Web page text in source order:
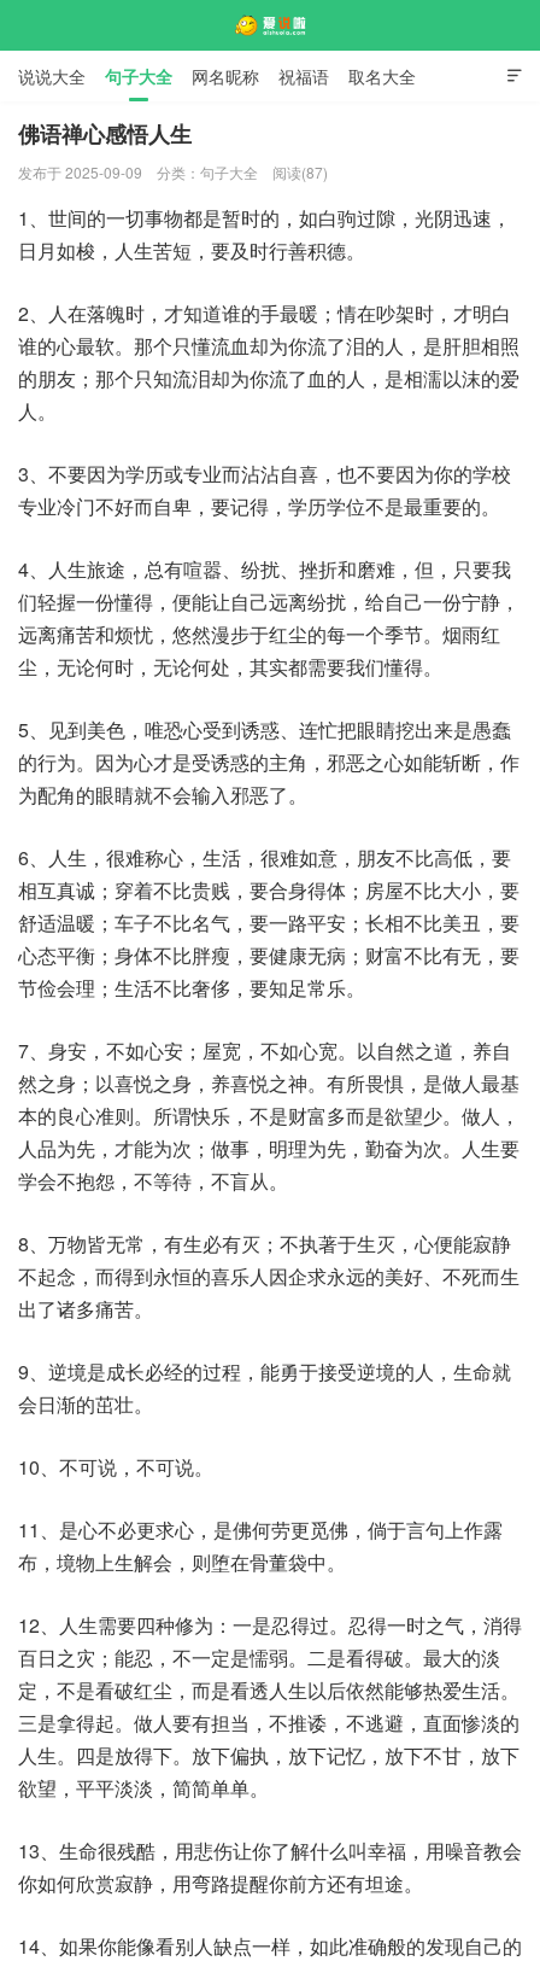

说说大全 句子大全 网名昵称 祝福语 取名大全
标语口号 签名大全
佛语禅心感悟人生
发布于 2025-09-09 分类： 句子大全 阅读(87)
1、世间的一切事物都是暂时的，如白驹过隙，光阴迅速，
日月如梭，人生苦短，要及时行善积德。
2、人在落魄时，才知道谁的手最暖；情在吵架时，才明白
谁的心最软。那个只懂流血却为你流了泪的人，是肝胆相照
的朋友；那个只知流泪却为你流了血的人，是相濡以沫的爱
人。
3、不要因为学历或专业而沾沾自喜，也不要因为你的学校
专业冷门不好而自卑，要记得，学历学位不是最重要的。
4、人生旅途，总有喧嚣、纷扰、挫折和磨难，但，只要我
们轻握一份懂得，便能让自己远离纷扰，给自己一份宁静，
远离痛苦和烦忧，悠然漫步于红尘的每一个季节。烟雨红
尘，无论何时，无论何处，其实都需要我们懂得。
5、见到美色，唯恐心受到诱惑、连忙把眼睛挖出来是愚蠢
的行为。因为心才是受诱惑的主角，邪恶之心如能斩断，作
为配角的眼睛就不会输入邪恶了。
6、人生，很难称心，生活，很难如意，朋友不比高低，要
相互真诚；穿着不比贵贱，要合身得体；房屋不比大小，要
舒适温暖；车子不比名气，要一路平安；长相不比美丑，要
心态平衡；身体不比胖瘦，要健康无病；财富不比有无，要
节俭会理；生活不比奢侈，要知足常乐。
7、身安，不如心安；屋宽，不如心宽。以自然之道，养自
然之身；以喜悦之身，养喜悦之神。有所畏惧，是做人最基
本的良心准则。所谓快乐，不是财富多而是欲望少。做人，
人品为先，才能为次；做事，明理为先，勤奋为次。人生要
学会不抱怨，不等待，不盲从。
8、万物皆无常，有生必有灭；不执著于生灭，心便能寂静
不起念，而得到永恒的喜乐人因企求永远的美好、不死而生
出了诸多痛苦。
9、逆境是成长必经的过程，能勇于接受逆境的人，生命就
会日渐的茁壮。
10、不可说，不可说。
11、是心不必更求心，是佛何劳更觅佛，倘于言句上作露
布，境物上生解会，则堕在骨董袋中。
12、人生需要四种修为：一是忍得过。忍得一时之气，消得
百日之灾；能忍，不一定是懦弱。二是看得破。最大的淡
定，不是看破红尘，而是看透人生以后依然能够热爱生活。
三是拿得起。做人要有担当，不推诿，不逃避，直面惨淡的
人生。四是放得下。放下偏执，放下记忆，放下不甘，放下
欲望，平平淡淡，简简单单。
13、生命很残酷，用悲伤让你了解什么叫幸福，用噪音教会
你如何欣赏寂静，用弯路提醒你前方还有坦途。
14、如果你能像看别人缺点一样，如此准确般的发现自己的